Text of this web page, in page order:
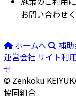
お問い合わせく
ホームへ
補
運営会社 サイト利
せ
© Zenkoku
協同組合